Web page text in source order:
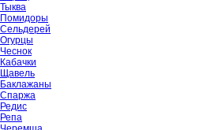
Тыква
Помидоры
Сельдерей
Огурцы
Чеснок
Кабачки
Щавель
Баклажаны
Спаржа
Редис
Репа